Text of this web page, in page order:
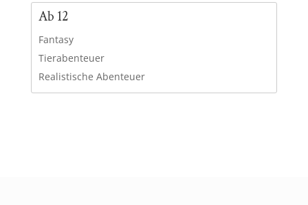
Ab 12
Fantasy
Tierabenteuer
Realistische Abenteuer